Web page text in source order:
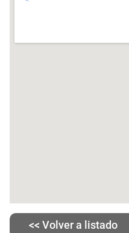
<< Volver a listado